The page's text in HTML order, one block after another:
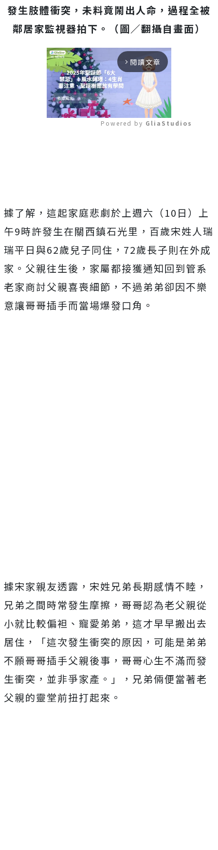
發生肢體衝突，未料竟鬧出人命，過程全被
鄰居家監視器拍下。（圖／翻攝自畫面）
arrow_forward_ios 閱讀文章
Powered by GliaStudios
據了解，這起家庭悲劇於上週六（10日）上
午9時許發生在關西鎮石光里，百歲宋姓人瑞
瑞平日與62歲兒子同住，72歲長子則在外成
家。父親往生後，家屬都接獲通知回到管系
老家商討父親喜喪細節，不過弟弟卻因不樂
意讓哥哥插手而當場爆發口角。
據宋家親友透露，宋姓兄弟長期感情不睦，
兄弟之間時常發生摩擦，哥哥認為老父親從
小就比較偏袒、寵愛弟弟，這才早早搬出去
居住，「這次發生衝突的原因，可能是弟弟
不願哥哥插手父親後事，哥哥心生不滿而發
生衝突，並非爭家產。」，兄弟倆便當著老
父親的靈堂前扭打起來。